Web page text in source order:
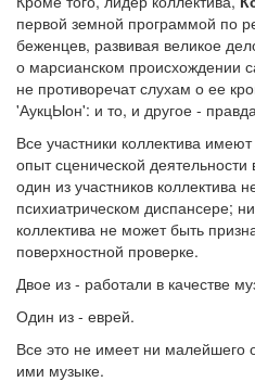
первой земной программой по
беженцев, развивая великое
о марсианском происхождении
не противоречат слухам о ее
'АукцЫон': и то, и другое -
Все участники коллектива
опыт сценической деятельности
один из участников коллектива
психиатрическом диспансере;
коллектива не может быть
поверхностной проверке.
Двое из - работали в качестве
Один из - еврей.
Все это не имеет ни малейшего
ими музыке.